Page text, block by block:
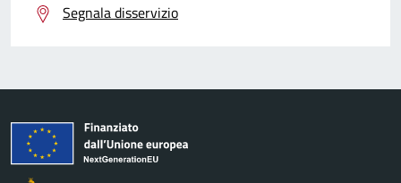
Segnala disservizio